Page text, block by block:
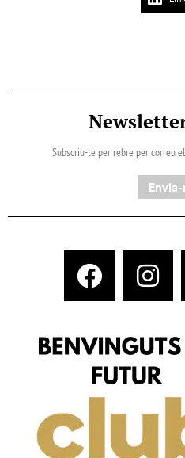
Subscriu-te per rebre per correu